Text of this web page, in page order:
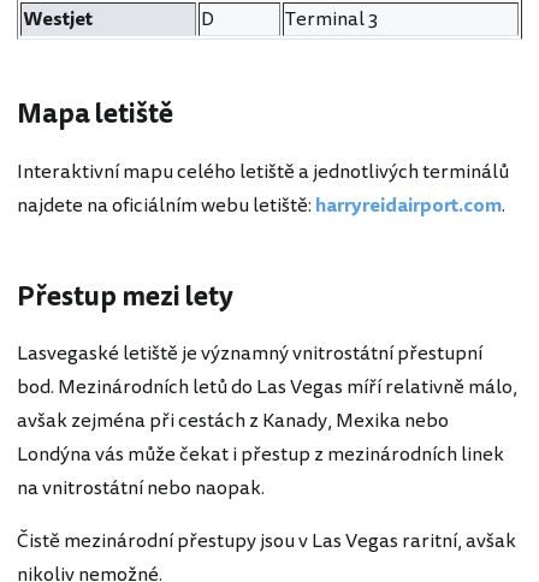
Westjet
D Terminal 3
Mapa letiště
Interaktivní mapu celého letiště a jednotlivých terminálů
najdete na oficiálním webu letiště: harryreidairport.com.
Přestup mezi lety
Lasvegaské letiště je významný vnitrostátní přestupní
bod. Mezinárodních letů do Las Vegas míří relativně málo,
avšak zejména při cestách z Kanady, Mexika nebo
Londýna vás může čekat i přestup z mezinárodních linek
na vnitrostátní nebo naopak.
Čistě mezinárodní přestupy jsou v Las Vegas raritní, avšak
nikoliv nemožné.